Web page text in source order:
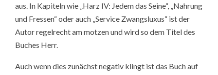
aus. In Kapiteln wie „Harz IV: Jedem das Seine“, „Nahrung
und Fressen“ oder auch „Service Zwangsluxus“ ist der
Autor regelrecht am motzen und wird so dem Titel des
Buches Herr.
Auch wenn dies zunächst negativ klingt ist das Buch auf